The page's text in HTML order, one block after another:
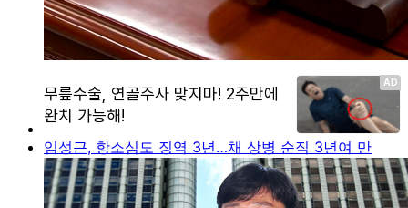
임성근, 항소심도 징역 3년…채 상병 순직 3년여 만